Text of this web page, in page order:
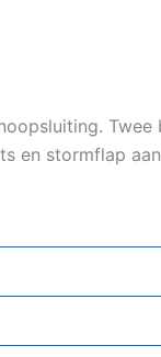
Twee
en stormflap